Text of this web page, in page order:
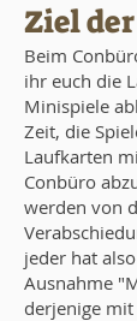
Ziel
Beim
ihr euch die
Minispiele
Zeit, die
Laufkarten
Conbüro
werden von
jeder hat
Ausnahme
derjenige